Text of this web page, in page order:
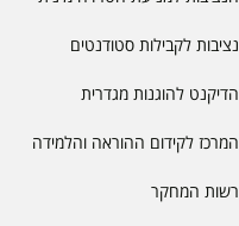
נציבות לקבילות סטודנטים
הדיקנט להוגנות מגדרית
המרכז לקידום ההוראה והלמידה
רשות המחקר